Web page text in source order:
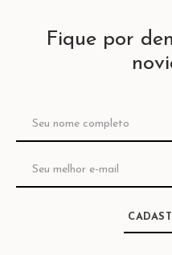
Fique por